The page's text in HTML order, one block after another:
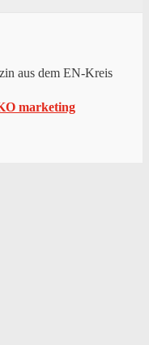
aus dem EN-Kreis
marketing